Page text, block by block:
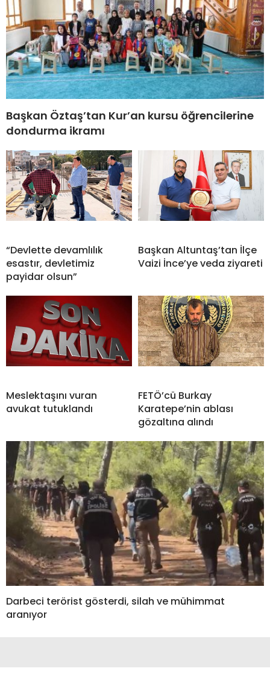
Başkan Öztaş’tan Kur’an kursu öğrencilerine
dondurma ikramı
“Devlette devamlılık
esastır, devletimiz
payidar olsun”
Başkan Altuntaş’tan İlçe
Vaizi İnce’ye veda ziyareti
Meslektaşını vuran
avukat tutuklandı
FETÖ’cü Burkay
Karatepe’nin ablası
gözaltına alındı
Darbeci terörist gösterdi, silah ve mühimmat
aranıyor